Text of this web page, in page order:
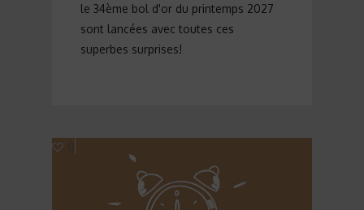
le 34ème bol d'or du printemps 2027
sont lancées avec toutes ces
superbes surprises!